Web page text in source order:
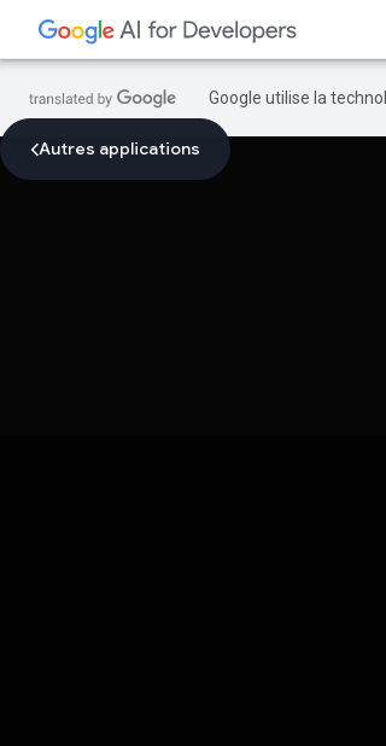
Google utilise la
Autres applications